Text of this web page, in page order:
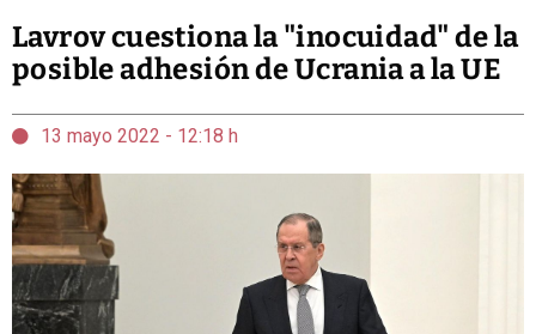
Lavrov cuestiona la "inocuidad" de la
posible adhesión de Ucrania a la UE
13 mayo 2022 - 12:18 h